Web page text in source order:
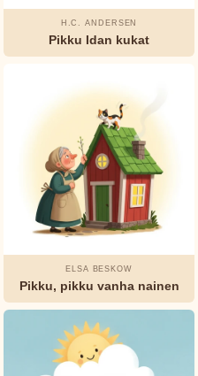
Tuhannen
ja yhden
Watty
Piper
H.C. ANDERSEN
Pikku Idan kukat
ELSA BESKOW
Pikku, pikku vanha nainen